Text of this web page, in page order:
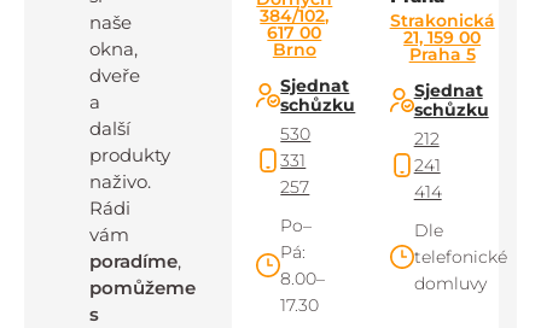
naše
okna,
dveře
a
další
produkty
naživo.
Rádi
vám
poradíme,
pomůžeme
s
384/102,
617 00
Brno
Sjednat
schůzku
530
331
257
Po–
Pá:
8.00–
17.30
Strakonická
21, 159 00
Praha 5
Sjednat
schůzku
212
241
414
Dle
telefonické
domluvy